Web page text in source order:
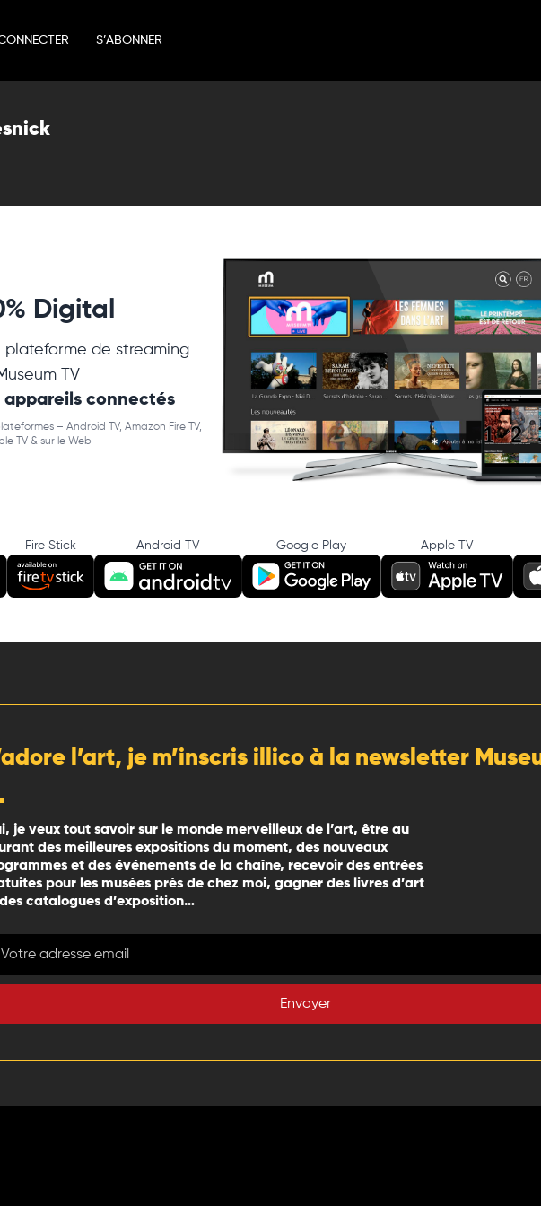
S’ABONNER
Digital
plateforme de streaming
TV
appareils connectés
– Android TV, Amazon Fire TV,
TV & sur le Web
Fire Stick Android TV Google Play Apple TV
l’art, je m’inscris illico à la newsletter
je veux tout savoir sur le monde merveilleux de l’art, être au
des meilleures expositions du moment, des nouveaux
et des événements de la chaîne, recevoir des entrées
pour les musées près de chez moi, gagner des livres d’art
catalogues d’exposition…
Envoyer